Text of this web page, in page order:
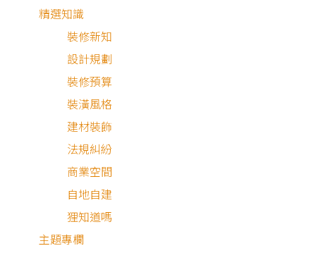
精選知識
裝修新知
設計規劃
裝修預算
裝潢風格
建材裝飾
法規糾紛
商業空間
自地自建
狸知道嗎
主題專欄
2025.08.22
狸樂聚6331老屋標準工法
最安心的裝修媒合平台